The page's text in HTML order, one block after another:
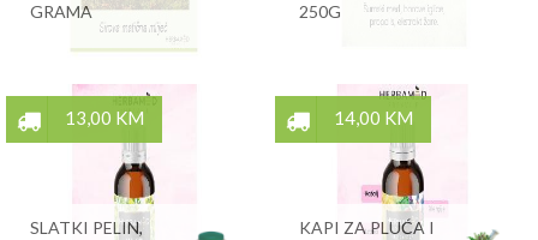
GRAMA
250G
13,00 KM
SLATKI PELIN,
14,00 KM
KAPI ZA PLUĆA I